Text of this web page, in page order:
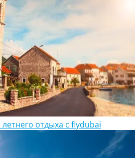
отдыха с flydubai